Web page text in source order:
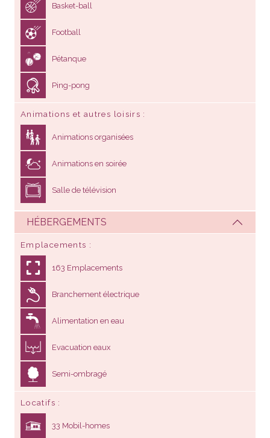
Basket-ball
Football
Pétanque
Ping-pong
Animations et autres loisirs
Animations organisées
Animations en soirée
Salle de télévision
HÉBERGEMENTS
Emplacements
163 Emplacements
Branchement électrique
Alimentation en eau
Evacuation eaux
Semi-ombragé
Locatifs
33 Mobil-homes